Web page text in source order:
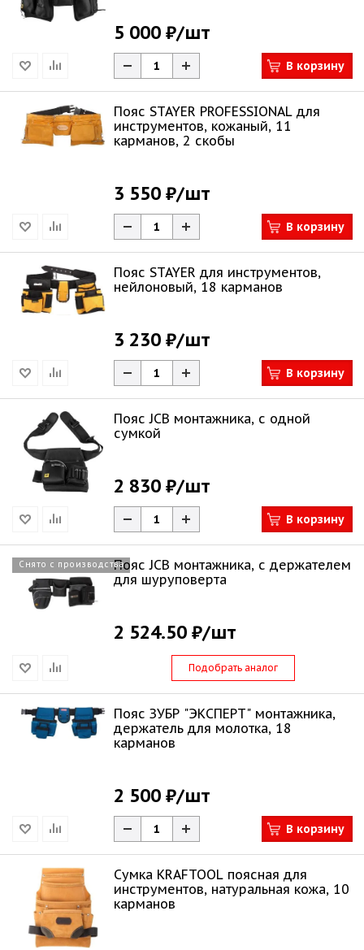
5 000 ₽/шт
В корзину
Пояс STAYER PROFESSIONAL для
инструментов, кожаный, 11
карманов, 2 скобы
3 550 ₽/шт
В корзину
Пояс STAYER для инструментов,
нейлоновый, 18 карманов
3 230 ₽/шт
В корзину
Пояс JCB монтажника, с одной
сумкой
2 830 ₽/шт
В корзину
Снято с производстваПояс JCB монтажника, с держателем
для шуруповерта
2 524.50 ₽/шт
Подобрать аналог
Пояс ЗУБР "ЭКСПЕРТ" монтажника,
держатель для молотка, 18
карманов
2 500 ₽/шт
В корзину
Сумка KRAFTOOL поясная для
инструментов, натуральная кожа, 10
карманов